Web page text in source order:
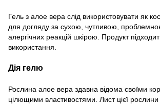
Гель з алое вера слід використовувати як
для догляду за сухою, чутливою,
алергічних реакцій шкірою. Продукт
використання.
Дія гелю
Рослина алое вера здавна відома своїми
цілющими властивостями. Лист цієї